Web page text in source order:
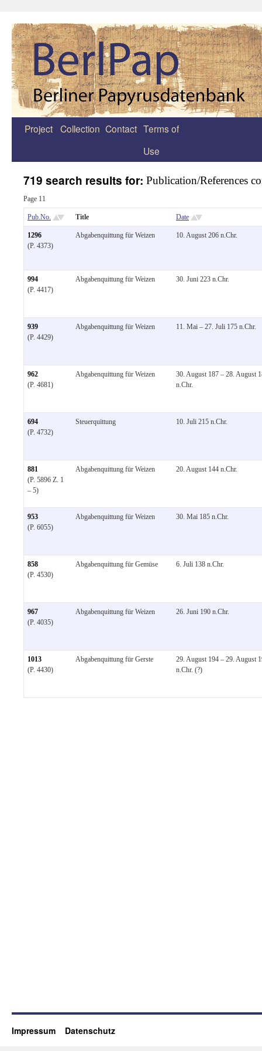
Zum
Project Collection Contact Terms of
Use
719 search results for: Publication/References
Page 11
Pub.No. Title Date
1296
(P. 4373)
Abgabenquittung für Weizen 10. August 206 n.Chr.
994
(P. 4417)
Abgabenquittung für Weizen 30. Juni 223 n.Chr.
939
(P. 4429)
Abgabenquittung für Weizen 11. Mai – 27. Juli 175 n.Chr.
962
(P. 4681)
Abgabenquittung für Weizen
30. August 187 – 28. August
n.Chr.
694
(P. 4732)
Steuerquittung 10. Juli 215 n.Chr.
881
(P. 5896 Z. 1
– 5)
Abgabenquittung für Weizen 20. August 144 n.Chr.
953
(P. 6055)
Abgabenquittung für Weizen 30. Mai 185 n.Chr.
858
(P. 4530)
Abgabenquittung für Gemüse 6. Juli 138 n.Chr.
967
(P. 4035)
Abgabenquittung für Weizen 26. Juni 190 n.Chr.
1013
(P. 4430)
Abgabenquittung für Gerste
29. August 194 – 29. August
n.Chr. (?)
Impressum Datenschutz